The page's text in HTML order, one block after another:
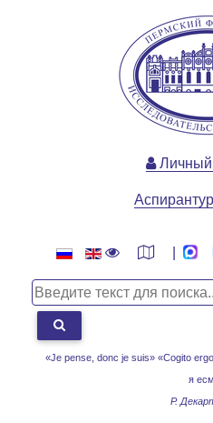
«Je pense, donc je suis» «Cogito
я
Р.
Личный